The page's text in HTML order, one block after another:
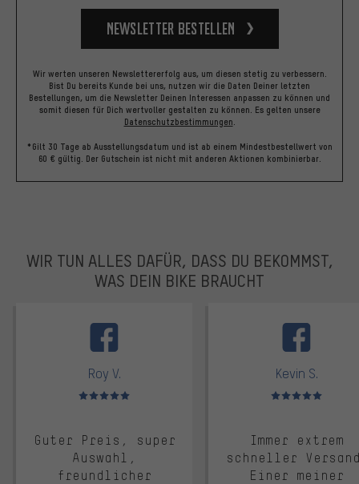
Newsletter bestellen
Wir werten unseren Newslettererfolg aus, um diesen stetig zu verbessern.
Bist Du bereits Kunde bei uns, nutzen wir die Daten Deiner letzten
Bestellungen, um die Newsletter Deinen Interessen anpassen zu können und
somit diesen für Dich wertvoller gestalten zu können. Es gelten unsere
Datenschutzbestimmungen.
*Gilt 30 Tage ab Ausstellungsdatum und ist ab einem Mindestbestellwert von
60 € gültig. Der Gutschein ist nicht mit anderen Aktionen kombinierbar.
WIR TUN ALLES DAFÜR, DASS DU BEKOMMST,
WAS DEIN BIKE BRAUCHT
Roy V.
Bewertungen: 5 von 5
Guter Preis, super
Auswahl,
freundlicher
Kevin S.
Bewertungen: 5 von 5
Immer extrem
schneller
Einer meiner